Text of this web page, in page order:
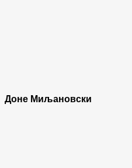
Доне Миљановски